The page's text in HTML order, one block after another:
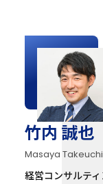
竹内 誠也
Masaya Takeuchi
経営コンサルテ